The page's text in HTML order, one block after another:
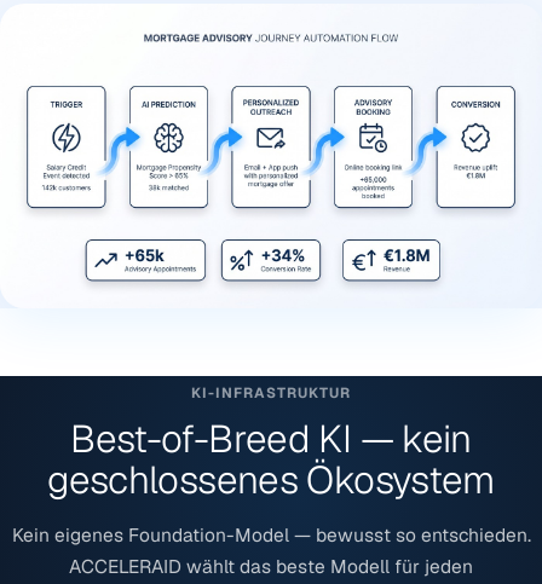
KI-INFRASTRUKTUR
Best-of-Breed KI — kein
geschlossenes Ökosystem
Kein eigenes Foundation-Model — bewusst so entschieden.
ACCELERAID wählt das beste Modell für jeden